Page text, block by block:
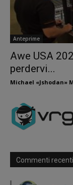
Anteprime
Awe USA
perdervi...
Michael «Jshodan»
Commenti recenti